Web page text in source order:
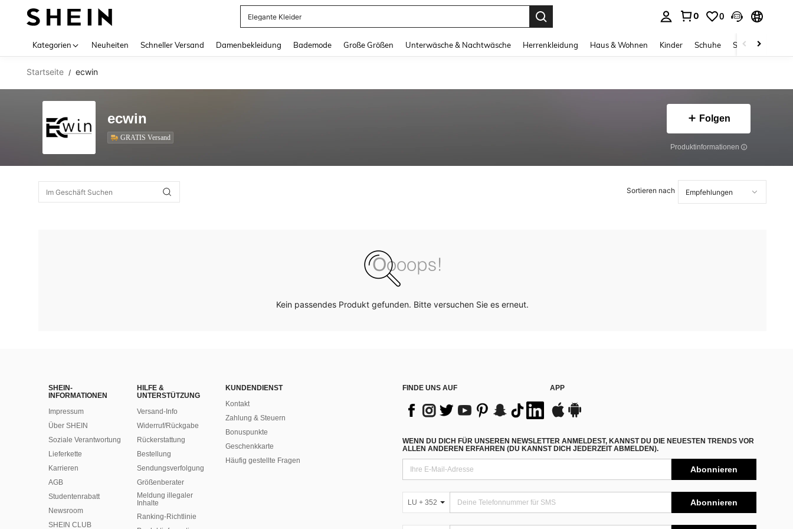
Elegante Kleider
0 0
Kategorien Neuheiten Schneller Versand Damenbekleidung Bademode Große Größen Unterwäsche & Nachtwäsche Herrenkleidung Haus & Wohnen Kinder Schuhe Schmuck &
Startseite / ecwin
ecwin
GRATIS Versand
Folgen
Produktinformationen
Sortieren nach
Kein passendes Produkt gefunden. Bitte versuchen Sie es erneut.
SHEIN-
INFORMATIONEN
Impressum
Über SHEIN
Soziale Verantwortung
Lieferkette
Karrieren
AGB
Studentenrabatt
Newsroom
SHEIN CLUB
HILFE &
UNTERSTÜTZUNG
Versand-Info
Widerruf/Rückgabe
Rückerstattung
Bestellung
Sendungsverfolgung
Größenberater
Meldung illegaler
Inhalte
Ranking-Richtlinie
KUNDENDIENST
Kontakt
Zahlung & Steuern
Bonuspunkte
Geschenkkarte
Häufig gestellte Fragen
FINDE UNS AUF APP
WENN DU DICH FÜR UNSEREN NEWSLETTER ANMELDEST, KANNST DU DIE NEUESTEN TRENDS VOR
ALLEN ANDEREN ERFAHREN (DU KANNST DICH JEDERZEIT ABMELDEN).
Abonnieren
LU + 352 Abonnieren